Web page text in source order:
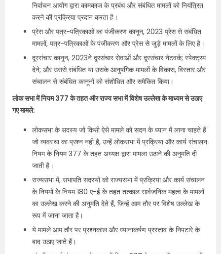
निर्वाचन आयोग द्वारा कामकाज के प्रबंध और संबंधित मामलों को नियंत्रित
करने की प्रक्रिया प्रदान करता है।
प्रेस और पत्र-पत्रिकाओं का पंजीकरण कानून, 2023 प्रेस से संबंधित
मामलों, पत्र-पत्रिकाओं के पंजीकरण और प्रेस से जुड़े मामलों के लिए है।
दूरसंचार कानून, 2023ने दूरसंचार सेवाओं और दूरसंचार नेटवर्क; स्पेक्ट्रम
देने; और उससे संबंधित या उसके आनुषंगिक मामलों के विकास, विस्तार और
संचालन से संबंधित कानूनों को संशोधित और समेकित किया।
लोक सभा में नियम 377 के तहत और राज्य सभा में विशेष उल्लेख के माध्यम से उठाए
गए मामले:
लोकसभा के सदस्य जो किसी ऐसे मामले को सदन के ध्यान में लाना चाहते हैं
जो व्यवस्था का प्रश्न नहीं है, उन्हें लोकसभा में प्रक्रिया और कार्य संचालन
नियम के नियम 377 के तहत अध्यक्ष द्वारा मामला उठाने की अनुमति दी
जाती है।
राज्यसभा में, सभापति सदस्यों को राज्यसभा में प्रक्रिया और कार्य संचालन
के नियमों के नियम 180 ए-ई के तहत तत्काल सार्वजनिक महत्व के मामलों
का उल्लेख करने की अनुमति देते हैं, जिन्हें आम तौर पर विशेष उल्लेख के
रूप में जाना जाता है।
ये मामले आम तौर पर प्रश्नकाल और ध्यानाकर्षण प्रस्‍ताव के निपटारे के
बाद उठाए जाते हैं।